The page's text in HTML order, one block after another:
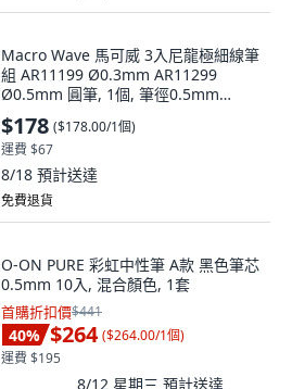
Macro Wave 馬可威 3入尼龍極細線筆
組 AR11199 Ø0.3mm AR11299
Ø0.5mm 圓筆, 1個, 筆徑0.5mm
AR11299
$178 ($178.00/1個)
運費 $67
8/18 預計送達
免費退貨
O-ON PURE 彩虹中性筆 A款 黑色筆芯
0.5mm 10入, 混合顏色, 1套
首購折扣價$441
40% $264 ($264.00/1個)
運費 $195
8/12 星期三 預計送達